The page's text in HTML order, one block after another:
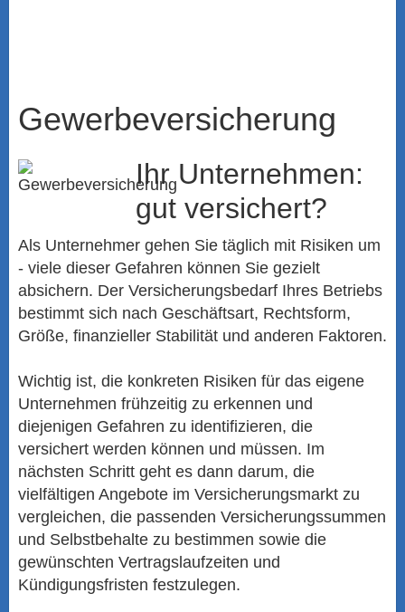
Gewerbeversicherung
Ihr Unternehmen:
gut versichert?
Als Unternehmer gehen Sie täglich mit Risiken um
- viele dieser Gefahren können Sie gezielt
absichern. Der Versicherungsbedarf Ihres Betriebs
bestimmt sich nach Geschäftsart, Rechtsform,
Größe, finanzieller Stabilität und anderen Faktoren.
Wichtig ist, die konkreten Risiken für das eigene
Unternehmen frühzeitig zu erkennen und
diejenigen Gefahren zu identifizieren, die
versichert werden können und müssen. Im
nächsten Schritt geht es dann darum, die
vielfältigen Angebote im Versicherungsmarkt zu
ver­gleichen, die passenden Versicherungssummen
und Selbst­behalte zu bestimmen sowie die
gewünschten Vertragslaufzeiten und
Kündigungsfristen festzulegen.